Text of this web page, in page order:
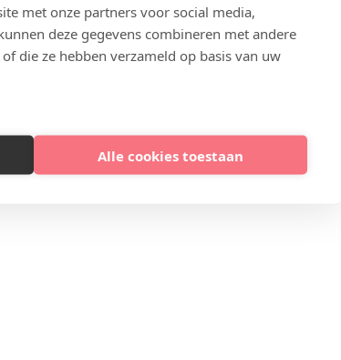
met onze partners voor social media,
deze gegevens combineren met andere
die ze hebben verzameld op basis van uw
Alle cookies toestaan